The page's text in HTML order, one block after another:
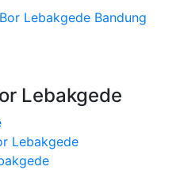
Lebakgede Bandung
Lebakgede
Lebakgede